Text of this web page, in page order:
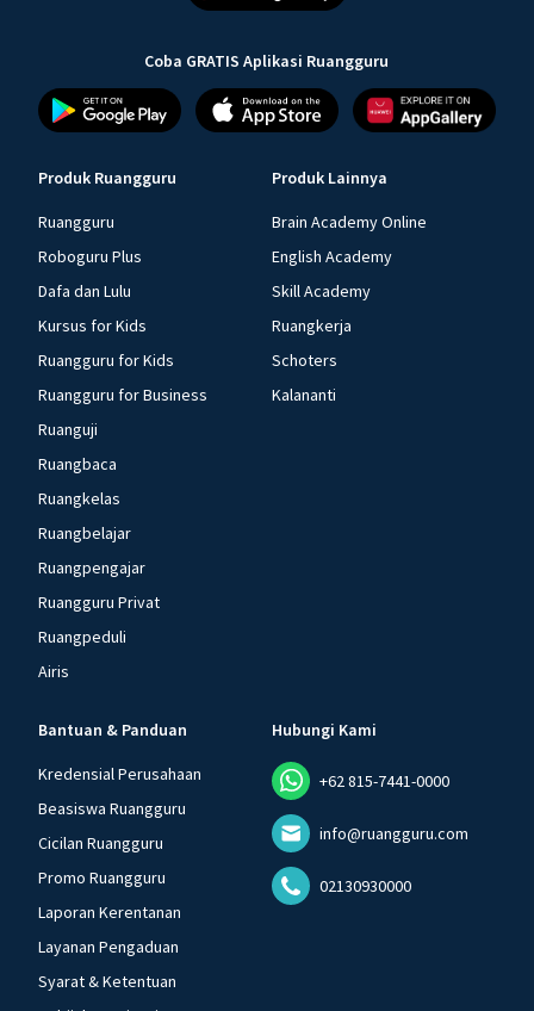
Coba GRATIS Aplikasi Ruangguru
Produk Ruangguru
Ruangguru
Roboguru Plus
Dafa dan Lulu
Kursus for Kids
Ruangguru for Kids
Ruangguru for Business
Ruanguji
Ruangbaca
Ruangkelas
Ruangbelajar
Ruangpengajar
Ruangguru Privat
Ruangpeduli
Airis
Produk Lainnya
Brain Academy Online
English Academy
Skill Academy
Ruangkerja
Schoters
Kalananti
Bantuan & Panduan
Kredensial Perusahaan
Beasiswa Ruangguru
Cicilan Ruangguru
Promo Ruangguru
Laporan Kerentanan
Layanan Pengaduan
Syarat & Ketentuan
Hubungi Kami
+62 815-7441-0000
info@ruangguru.com
02130930000